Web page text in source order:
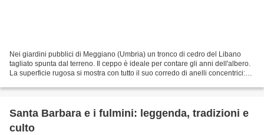
Nei giardini pubblici di Meggiano (Umbria) un tronco di cedro del Libano
tagliato spunta dal terreno. Il ceppo è ideale per contare gli anni dell'albero.
La superficie rugosa si mostra con tutto il suo corredo di anelli concentrici:
Santa Barbara e i fulmini: leggenda, tradizioni e
culto